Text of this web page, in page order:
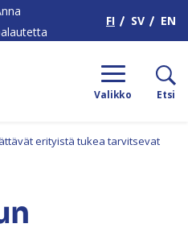
FI SV EN
Valikko Etsi
erityistä tukea tarvitsevat